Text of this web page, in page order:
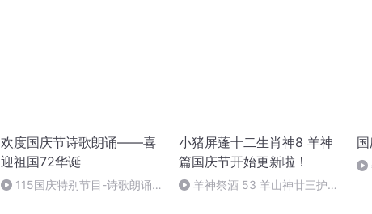
欢度国庆节诗歌朗诵——喜
迎祖国72华诞
115国庆特别节目-诗歌朗诵-
小猪屏蓬十二生肖神8 羊神
篇国庆节开始更新啦！
羊神祭酒 53 羊山神廿三护祭